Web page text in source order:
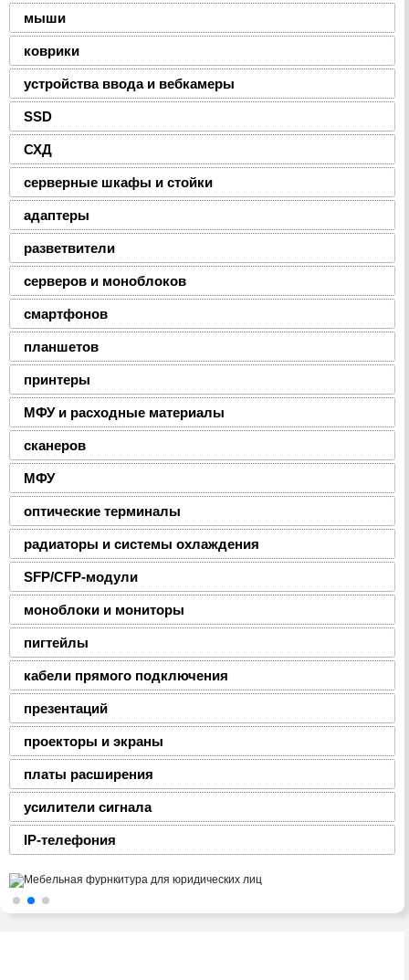
мыши
коврики
устройства ввода и вебкамеры
SSD
СХД
серверные шкафы и стойки
адаптеры
разветвители
серверов и моноблоков
смартфонов
планшетов
принтеры
МФУ и расходные материалы
сканеров
МФУ
оптические терминалы
радиаторы и системы охлаждения
SFP/CFP-модули
моноблоки и мониторы
пигтейлы
кабели прямого подключения
презентаций
проекторы и экраны
платы расширения
усилители сигнала
IP-телефония